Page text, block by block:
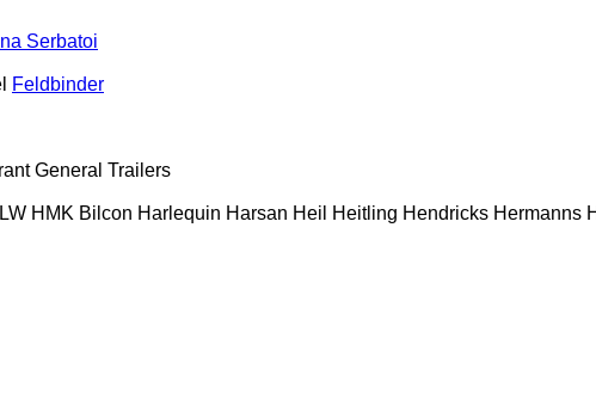
Serbatoi
Feldbinder
General Trailers
HMK Bilcon Harlequin Harsan Heil Heitling Hendricks Hermanns